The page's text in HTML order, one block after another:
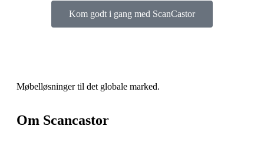
Kom godt i gang med ScanCastor
Møbelløsninger til det globale marked.
Om Scancastor